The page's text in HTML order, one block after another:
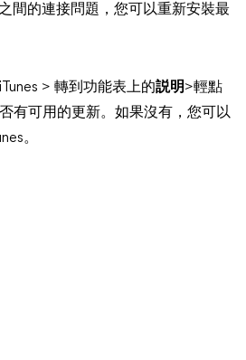
間的連接問題，您可以重新安裝最
> 轉到功能表上的説明>輕點
有可用的更新。如果沒有，您可以
。